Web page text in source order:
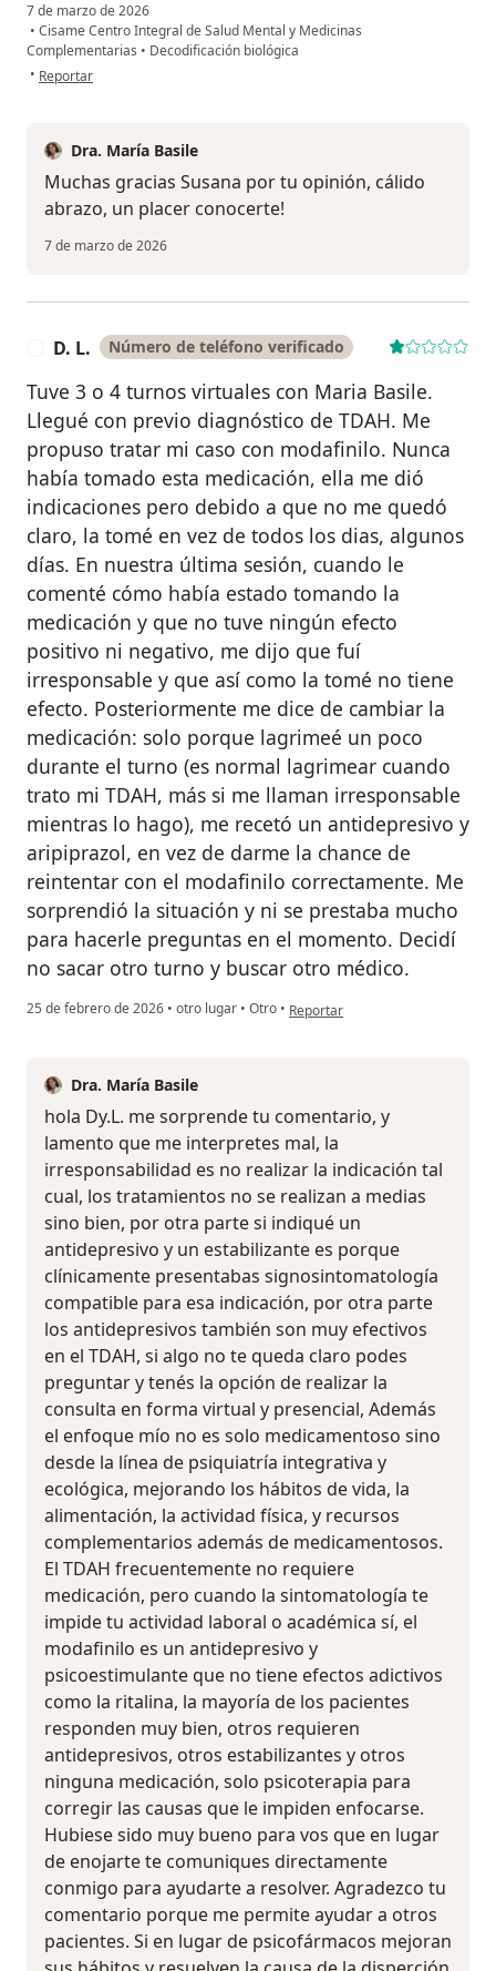
7 de marzo de 2026
• Cisame Centro Integral de Salud Mental y Medicinas
Complementarias • Decodificación biológica
• en opinión del usuario SUSANA B. GALIZIA
Reportar
Dra. María Basile
Muchas gracias Susana por tu opinión, cálido
abrazo, un placer conocerte!
7 de marzo de 2026
D. L. Número de teléfono verificado
Tuve 3 o 4 turnos virtuales con Maria Basile.
Llegué con previo diagnóstico de TDAH. Me
propuso tratar mi caso con modafinilo. Nunca
había tomado esta medicación, ella me dió
indicaciones pero debido a que no me quedó
claro, la tomé en vez de todos los dias, algunos
días. En nuestra última sesión, cuando le
comenté cómo había estado tomando la
medicación y que no tuve ningún efecto
positivo ni negativo, me dijo que fuí
irresponsable y que así como la tomé no tiene
efecto. Posteriormente me dice de cambiar la
medicación: solo porque lagrimeé un poco
durante el turno (es normal lagrimear cuando
trato mi TDAH, más si me llaman irresponsable
mientras lo hago), me recetó un antidepresivo y
aripiprazol, en vez de darme la chance de
reintentar con el modafinilo correctamente. Me
sorprendió la situación y ni se prestaba mucho
para hacerle preguntas en el momento. Decidí
no sacar otro turno y buscar otro médico.
25 de febrero de 2026 • otro lugar • Otro • en opinión del usuario D. L.
Reportar
Dra. María Basile
hola Dy.L. me sorprende tu comentario, y
lamento que me interpretes mal, la
irresponsabilidad es no realizar la indicación tal
cual, los tratamientos no se realizan a medias
sino bien, por otra parte si indiqué un
antidepresivo y un estabilizante es porque
clínicamente presentabas signosintomatología
compatible para esa indicación, por otra parte
los antidepresivos también son muy efectivos
en el TDAH, si algo no te queda claro podes
preguntar y tenés la opción de realizar la
consulta en forma virtual y presencial, Además
el enfoque mío no es solo medicamentoso sino
desde la línea de psiquiatría integrativa y
ecológica, mejorando los hábitos de vida, la
alimentación, la actividad física, y recursos
complementarios además de medicamentosos.
El TDAH frecuentemente no requiere
medicación, pero cuando la sintomatología te
impide tu actividad laboral o académica sí, el
modafinilo es un antidepresivo y
psicoestimulante que no tiene efectos adictivos
como la ritalina, la mayoría de los pacientes
responden muy bien, otros requieren
antidepresivos, otros estabilizantes y otros
ninguna medicación, solo psicoterapia para
corregir las causas que le impiden enfocarse.
Hubiese sido muy bueno para vos que en lugar
de enojarte te comuniques directamente
conmigo para ayudarte a resolver. Agradezco tu
comentario porque me permite ayudar a otros
pacientes. Si en lugar de psicofármacos mejoran